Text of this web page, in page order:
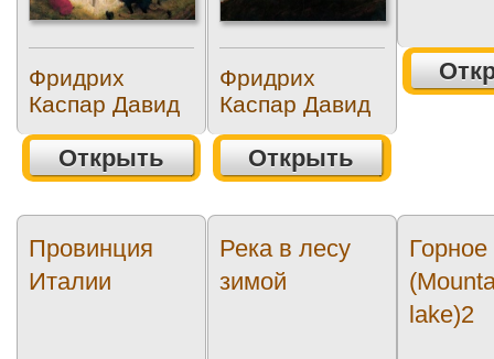
Фридрих
Каспар Давид
Открыть
Фридрих
Каспар Давид
Открыть
Провинция
Италии
Река в лесу
зимой
Горное
lake)2